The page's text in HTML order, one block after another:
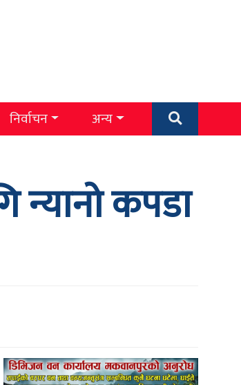
निर्वाचन अन्य
न्यानो कपडा